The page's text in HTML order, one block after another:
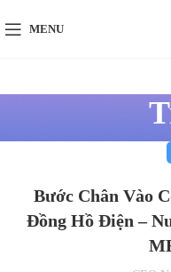
MENU
Bước Chân Vào
Đồng Hồ Điện –